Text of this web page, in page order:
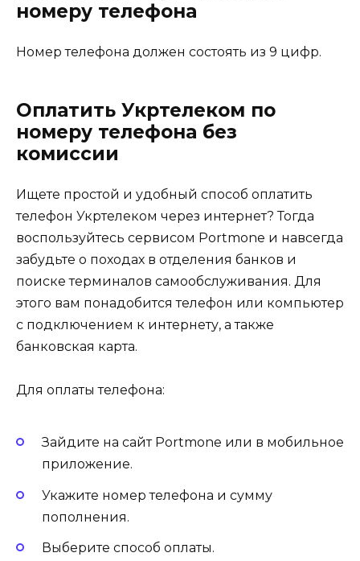
номеру телефона
Номер телефона должен состоять из 9 цифр.
Оплатить Укртелеком по
номеру телефона без
комиссии
Ищете простой и удобный способ оплатить
телефон Укртелеком через интернет? Тогда
воспользуйтесь сервисом Portmone и навсегда
забудьте о походах в отделения банков и
поиске терминалов самообслуживания. Для
этого вам понадобится телефон или компьютер
с подключением к интернету, а также
банковская карта.
Для оплаты телефона:
Зайдите на сайт Portmone или в мобильное
приложение.
Укажите номер телефона и сумму
пополнения.
Выберите способ оплаты.